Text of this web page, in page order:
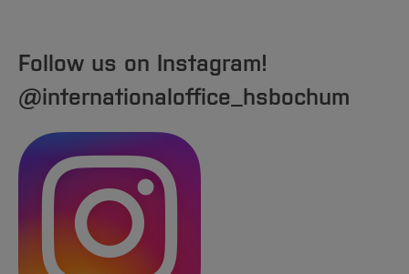
Follow us on Instagram!
@internationaloffice_hsbochum